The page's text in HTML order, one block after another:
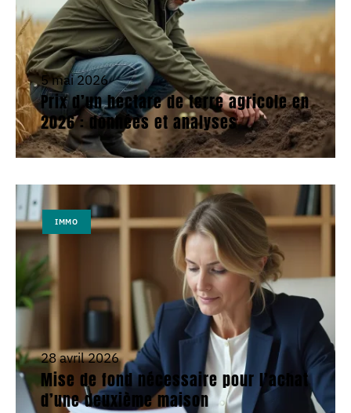
5 mai 2026
Prix d’un hectare de terre agricole en
2026 : données et analyses
IMMO
28 avril 2026
Mise de fond nécessaire pour l’achat
d’une deuxième maison